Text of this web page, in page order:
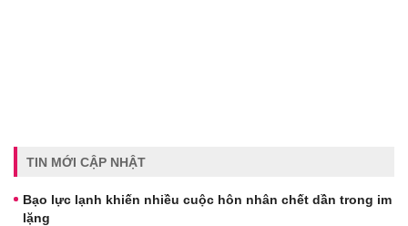
TIN MỚI CẬP NHẬT
Bạo lực lạnh khiến nhiều cuộc hôn nhân chết dần trong im
lặng